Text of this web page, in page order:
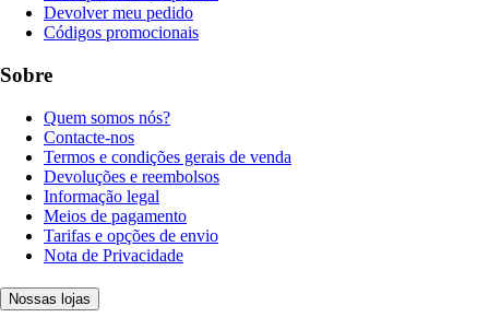
Devolver meu pedido
Códigos promocionais
Sobre
Quem somos nós?
Contacte-nos
Termos e condições gerais de venda
Devoluções e reembolsos
Informação legal
Meios de pagamento
Tarifas e opções de envio
Nota de Privacidade
Nossas lojas